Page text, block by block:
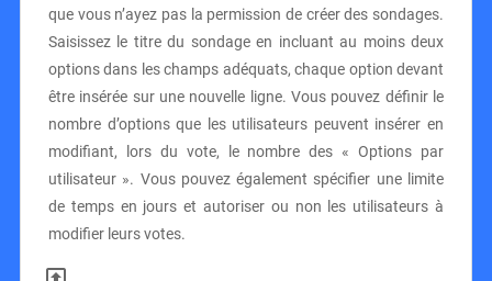
que vous n’ayez pas la permission de créer des sondages.
Saisissez le titre du sondage en incluant au moins deux
options dans les champs adéquats, chaque option devant
être insérée sur une nouvelle ligne. Vous pouvez définir le
nombre d’options que les utilisateurs peuvent insérer en
modifiant, lors du vote, le nombre des « Options par
utilisateur ». Vous pouvez également spécifier une limite
de temps en jours et autoriser ou non les utilisateurs à
modifier leurs votes.